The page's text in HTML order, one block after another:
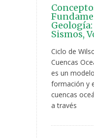
Sismos,
Ciclo de
Cuencas
es un
formación y
cuencas
a través